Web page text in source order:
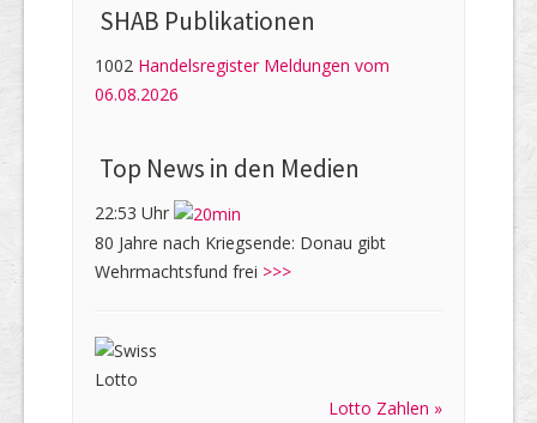
SHAB Publi­kati­onen
1002 Handelsregister Meldungen vom
06.08.2026
Top News in den Medien
22:53 Uhr
80 Jahre nach Kriegsende: Donau gibt
Wehrmachtsfund frei >>>
Lotto Zahlen »